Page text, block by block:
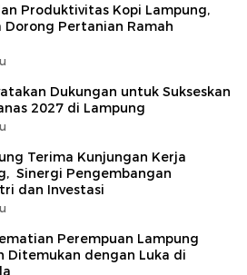
Produktivitas Kopi Lampung,
Dorong Pertanian Ramah
Dukungan untuk Sukseskan
2027 di Lampung
Terima Kunjungan Kerja
Sinergi Pengembangan
dan Investasi
Perempuan Lampung
Ditemukan dengan Luka di